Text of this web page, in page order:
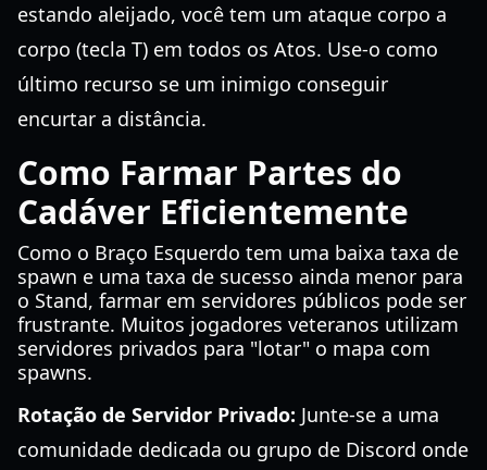
estando aleijado, você tem um ataque corpo a
corpo (tecla T) em todos os Atos. Use-o como
último recurso se um inimigo conseguir
encurtar a distância.
Como Farmar Partes do
Cadáver Eficientemente
Como o Braço Esquerdo tem uma baixa taxa de
spawn e uma taxa de sucesso ainda menor para
o Stand, farmar em servidores públicos pode ser
frustrante. Muitos jogadores veteranos utilizam
servidores privados para "lotar" o mapa com
spawns.
Rotação de Servidor Privado: Junte-se a uma
comunidade dedicada ou grupo de Discord onde